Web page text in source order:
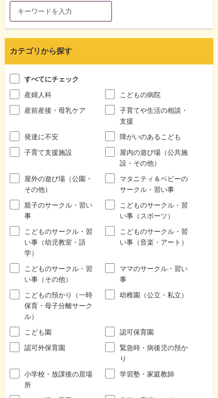
カテゴリから探す
すべてにチェック
産婦人科
こどもの病院
産前産後・母乳ケア
子育てや生活の相談・
支援
発達に不安
障がいのあるこども
子育て支援施設
屋内の遊び場（公共施
設・その他）
屋外の遊び場（公園・
その他）
マタニティ＆ベビーの
サークル・習い事
親子のサークル・習い
事
こどものサークル・習
い事（スポーツ）
こどものサークル・習
い事（幼児教室・語
学）
こどものサークル・習
い事（音楽・アート）
こどものサークル・習
い事（その他）
ママのサークル・習い
事
こどもの預かり（一時
保育・母子分離サーク
ル）
幼稚園（公立・私立）
こども園
認可保育園
認可外保育園
緊急時・病後児の預か
り
小学校・放課後の居場
所
学習塾・家庭教師